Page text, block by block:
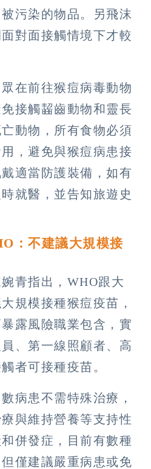
污染的物品。另飛沫
對面接觸情境下才較
在前往猴痘病毒動物
接觸齧齒動物和靈長
動物，所有食物必須
，避免與猴痘病患接
適當防護裝備，如有
就醫，並告知旅遊史
：不建議大規模接
青指出，WHO跟大
規模接種猴痘疫苗，
露風險職業包含，實
、第一線照顧者、高
者可接種疫苗。
病患不需特殊治療，
與維持營養等支持性
併發症，目前有數種
僅建議嚴重病患或免